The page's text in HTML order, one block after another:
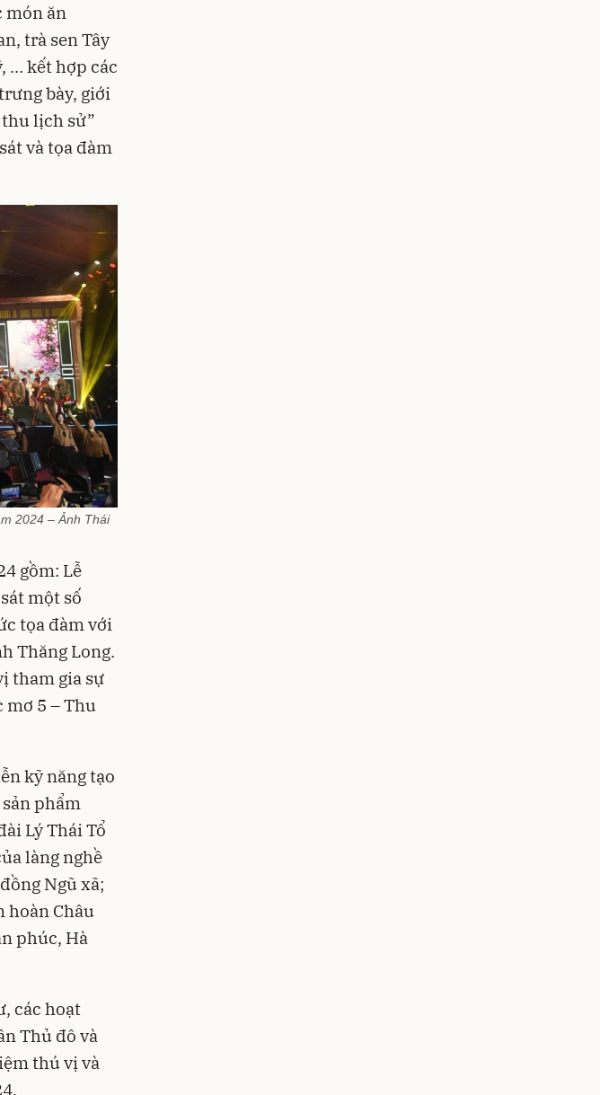
món ăn
trà sen Tây
… kết hợp các
bày, giới
lịch sử”
và tọa đàm
2024 – Ảnh Thái
gồm: Lễ
một số
tọa đàm với
Thăng Long.
tham gia sự
5 – Thu
kỹ năng tạo
phẩm
Lý Thái Tổ
làng nghề
Ngũ xã;
hoàn Châu
phúc, Hà
các hoạt
Thủ đô và
thú vị và